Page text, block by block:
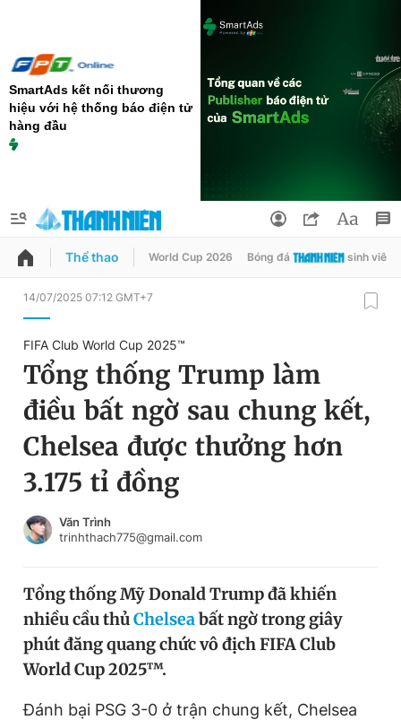
SmartAds kết nối thương
hiệu với hệ thống báo điện tử
hàng đầu
QUẢNG CÁO ĐẶT BÁO
Chuyên mục
Chào ngày mới
Tin thị trường
Sản phẩm khác
Tiện ích
Đổi mật khẩu
Tin đã lưu
Tin đã xem
Đăng xuất
Thể thao World Cup 2026 Bóng đá sinh viên
14/07/2025 07:12 GMT+7
FIFA Club World Cup 2025™
Tổng thống Trump làm
điều bất ngờ sau chung kết,
Chelsea được thưởng hơn
3.175 tỉ đồng
Văn Trình
trinhthach775@gmail.com
Tổng thống Mỹ Donald Trump đã khiến
nhiều cầu thủChelseabất ngờ trong giây
phút đăng quang chức vô địch FIFA Club
World Cup 2025™.
Đánh bại PSG 3-0 ở trận chung kết, Chelsea